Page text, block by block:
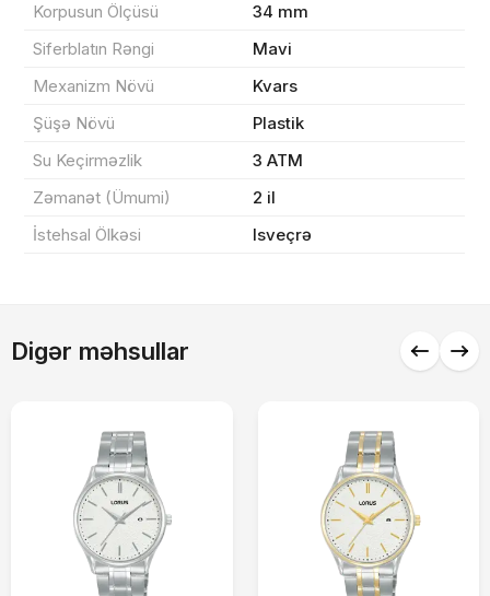
Korpusun Ölçüsü
34 mm
Siferblatın Rəngi
Mavi
Mexanizm Növü
Kvars
Şüşə Növü
Plastik
Su Keçirməzlik
3 ATM
Zəmanət (Ümumi)
2 il
İstehsal Ölkəsi
Isveçrə
Digər məhsullar
Endirim